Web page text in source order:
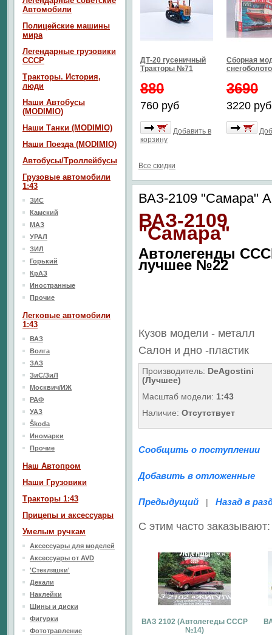
ДТ-20 гусеничный
Тракторы №71
880
760 руб
Добавить в
корзину
Сборная
3690
3220 руб
Все скидки
ВАЗ-2109 "Самара"
ВАЗ-2109
"Самара"
Автолегенды
лучшее №22
Кузов модели - металл
Салон и дно -пластик
Производитель: DeAgostini
(Лучшее)
Масштаб модели: 1:43
Наличие: Отсутствует
Сообщить о поступлении
Добавить в отложенные
Предыдущий | Назад в
С этим часто заказывают:
ВАЗ 2102 (Aвтолегеды CCCP
№14)
Автомобили
Полицейские машины
мира
Легендарные грузовики
СССР
Тракторы. История,
люди
Наши Автобусы
(MODIMIO)
Наши Танки (MODIMIO)
Наши Поезда (MODIMIO)
Автобусы/Троллейбусы
Грузовые автомобили
1:43
ЗИС
Камский
МАЗ
УРАЛ
ЗИЛ
Горький
КрАЗ
Иностранные
Прочие
Легковые автомобили
1:43
ВАЗ
Волга
ЗАЗ
ЗиС/ЗиЛ
Москвич/ИЖ
РАФ
УАЗ
Škoda
Иномарки
Прочие
Наш Aвтопром
Наши Грузовики
Тракторы 1:43
Прицепы и аксессуары
Умелым ручкам
Аксессуары для моделей
Аксессуары от AVD
'Стекляшки'
Декали
Наклейки
Шины и диски
Фигурки
Фототравление